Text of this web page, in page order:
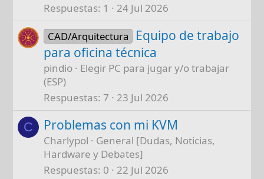
Respuestas 1 24 Jul 2026
CAD/Arquitectura
Equipo de trabajo
para oficina técnica
pindio
Elegir PC para jugar y/o trabajar
(ESP)
Respuestas 7 23 Jul 2026
C Problemas con mi KVM
Charlypol
General [Dudas, Noticias,
Hardware y Debates]
Respuestas 0 22 Jul 2026